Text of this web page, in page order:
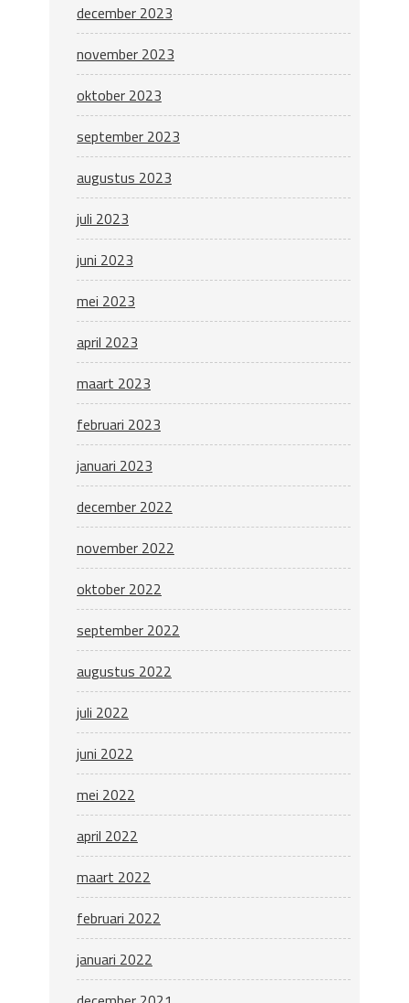
december 2023
november 2023
oktober 2023
september 2023
augustus 2023
juli 2023
juni 2023
mei 2023
april 2023
maart 2023
februari 2023
januari 2023
december 2022
november 2022
oktober 2022
september 2022
augustus 2022
juli 2022
juni 2022
mei 2022
april 2022
maart 2022
februari 2022
januari 2022